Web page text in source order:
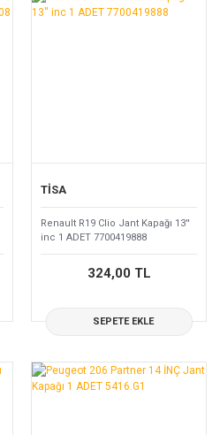
TİSA
Renault R19 Clio Jant Kapağı 13''
inc 1 ADET 7700419888
324,00 TL
SEPETE EKLE